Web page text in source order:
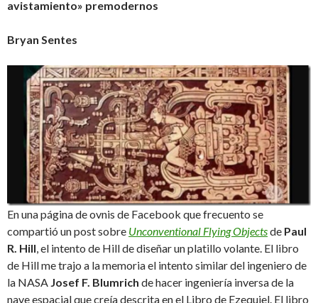
avistamiento» premodernos
Bryan Sentes
En una página de ovnis de Facebook que frecuento se
compartió un post sobre Unconventional Flying Objectsde Paul
R. Hill , el intento de Hill de diseñar un platillo volante. El libro
de Hill me trajo a la memoria el intento similar del ingeniero de
la NASA Josef F. Blumrich de hacer ingeniería inversa de la
nave espacial que creía descrita en el Libro de Ezequiel. El libro